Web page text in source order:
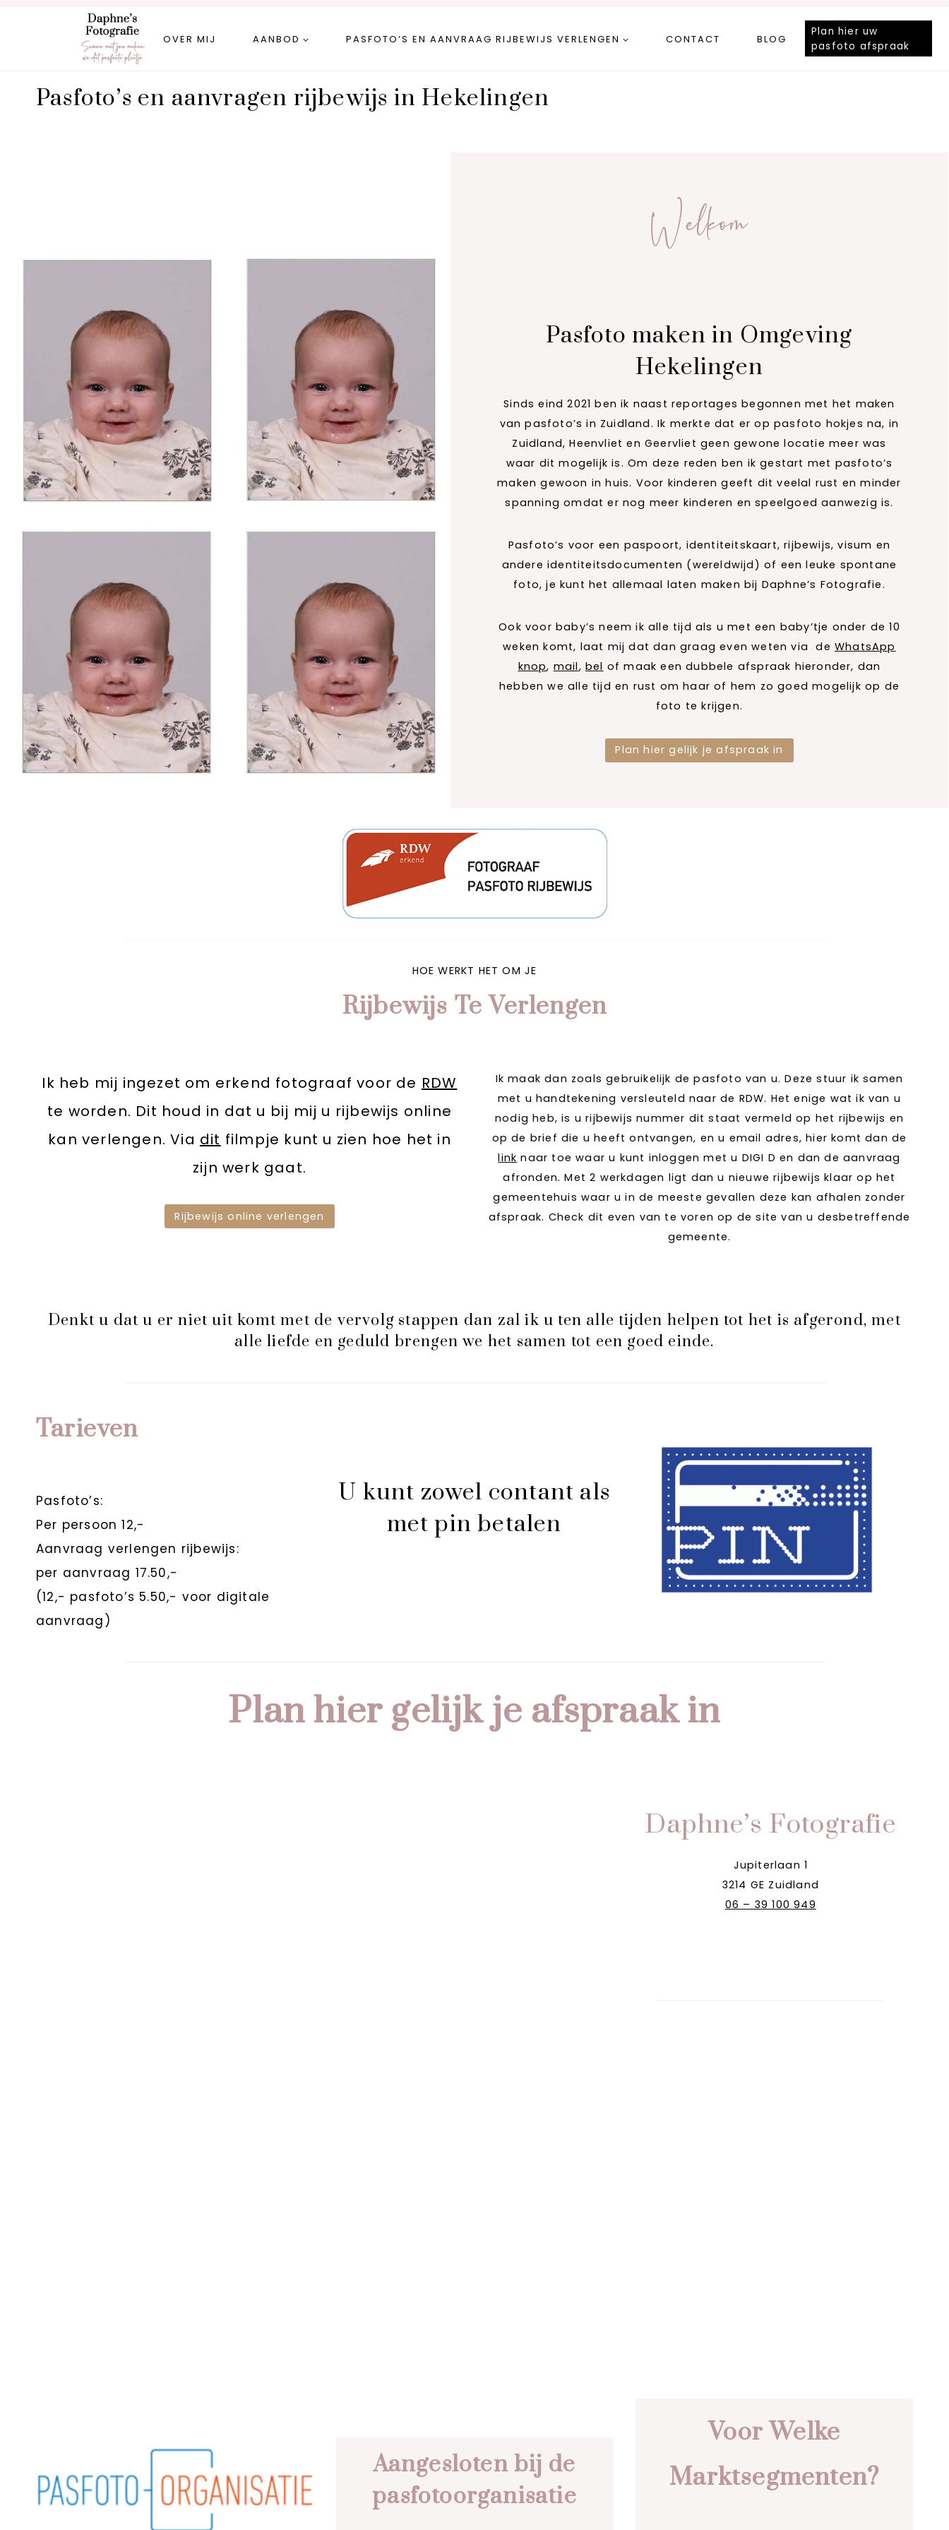
OVER MIJ AANBOD PASFOTO’S EN AANVRAAG RIJBEWIJS VERLENGEN CONTACT BLOG
Plan hier uw
pasfoto afspraak
Pasfoto’s en aanvragen rijbewijs in Hekelingen
Welkom
Pasfoto maken in Omgeving
Hekelingen
Sinds eind 2021 ben ik naast reportages begonnen met het maken
van pasfoto’s in Zuidland. Ik merkte dat er op pasfoto hokjes na, in
Zuidland, Heenvliet en Geervliet geen gewone locatie meer was
waar dit mogelijk is. Om deze reden ben ik gestart met pasfoto’s
maken gewoon in huis. Voor kinderen geeft dit veelal rust en minder
spanning omdat er nog meer kinderen en speelgoed aanwezig is.
Pasfoto’s voor een paspoort, identiteitskaart, rijbewijs, visum en
andere identiteitsdocumenten (wereldwijd) of een leuke spontane
foto, je kunt het allemaal laten maken bij Daphne’s Fotografie.
Ook voor baby’s neem ik alle tijd als u met een baby’tje onder de 10
weken komt, laat mij dat dan graag even weten via deWhatsApp
knop, mail, bel of maak een dubbele afspraak hieronder, dan
hebben we alle tijd en rust om haar of hem zo goed mogelijk op de
foto te krijgen.
Plan hier gelijk je afspraak in
HOE WERKT HET OM JE
Rijbewijs Te Verlengen
Ik heb mij ingezet om erkend fotograaf voor de RDW
te worden. Dit houd in dat u bij mij u rijbewijs online
kan verlengen. Via dit filmpje kunt u zien hoe het in
zijn werk gaat.
Rijbewijs online verlengen
Ik maak dan zoals gebruikelijk de pasfoto van u. Deze stuur ik samen
met u handtekening versleuteld naar de RDW. Het enige wat ik van u
nodig heb, is u rijbewijs nummer dit staat vermeld op het rijbewijs en
op de brief die u heeft ontvangen, en u email adres, hier komt dan de
link naar toe waar u kunt inloggen met u DIGI D en dan de aanvraag
afronden. Met 2 werkdagen ligt dan u nieuwe rijbewijs klaar op het
gemeentehuis waar u in de meeste gevallen deze kan afhalen zonder
afspraak. Check dit even van te voren op de site van u desbetreffende
gemeente.
Denkt u dat u er niet uit komt met de vervolg stappen dan zal ik u ten alle tijden helpen tot het is afgerond, met
alle liefde en geduld brengen we het samen tot een goed einde.
Tarieven
Pasfoto’s:
Per persoon 12,-
Aanvraag verlengen rijbewijs:
per aanvraag 17.50,-
(12,- pasfoto’s 5.50,- voor digitale
aanvraag)
U kunt zowel contant als
met pin betalen
Plan hier gelijk je afspraak in
Daphne’s Fotografie
Jupiterlaan 1
3214 GE Zuidland
06 – 39 100 949
Aangesloten bij de
pasfotoorganisatie
Voor Welke
Marktsegmenten?